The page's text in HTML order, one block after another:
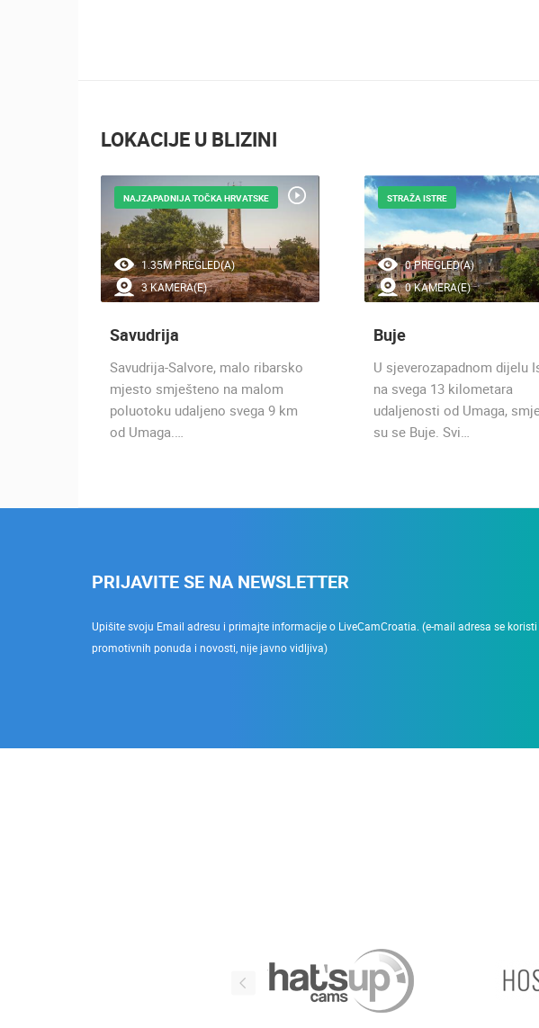
LOKACIJE U BLIZINI
1.35M PREGLED(A)
3 KAMERA(E)
NAJZAPADNIJA TOČKA HRVATSKE
Savudrija
Savudrija-Salvore, malo ribarsko
mjesto smješteno na malom
poluotoku udaljeno svega 9 km
od Umaga.…
0 PREGLED(A)
0 KAMERA(E)
STRAŽA ISTRE
Buje
U sjeverozapadnom dijelu
na svega 13 kilometara
udaljenosti od Umaga,
su se Buje. Svi…
PRIJAVITE SE NA NEWSLETTER
Upišite svoju Email adresu i primajte informacije o LiveCamCroatia. (e-mail adresa se
promotivnih ponuda i novosti, nije javno vidljiva)